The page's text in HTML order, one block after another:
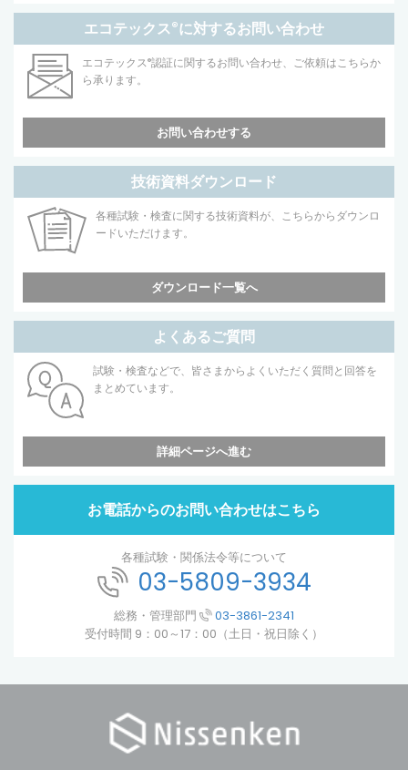
エコテックス®に対するお問い合わせ
エコテックス®認証に関するお問い合わせ、ご依頼はこちらか
ら承ります。
お問い合わせする
技術資料ダウンロード
各種試験・検査に関する技術資料が、こちらからダウンロ
ードいただけます。
ダウンロード一覧へ
よくあるご質問
試験・検査などで、皆さまからよくいただく質問と回答を
まとめています。
詳細ページへ進む
お電話からのお問い合わせはこちら
各種試験・関係法令等について
03-5809-3934
総務・管理部門
03-3861-2341
受付時間 9：00～17：00（土日・祝日除く）